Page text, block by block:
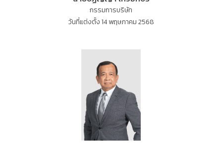
กรรมการบริษัท
วันที่แต่งตั้ง 14 พฤษภาคม 2568